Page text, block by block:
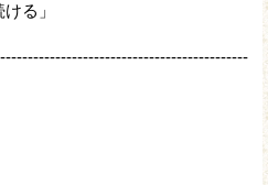
る」